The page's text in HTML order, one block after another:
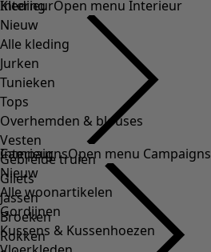
Kleding
Nieuw
Alle kleding
Jurken
Tunieken
Tops
Overhemden & blouses
Vesten
Gebreide truien
Gilets
Jassen
Broeken
Rokken
InterieurOpen menu Interieur
Interieur
Nieuw
Alle woonartikelen
Gordijnen
Kussens & Kussenhoezen
CampaignsOpen menu Campaigns